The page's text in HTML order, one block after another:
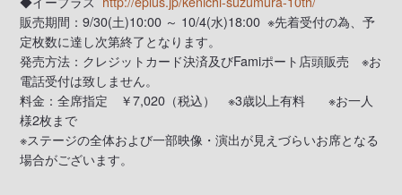
販売期間：9/30(土)10:00 ～ 10/4(水)18:00 ※先着受付の為、予
定枚数に達し次第終了となります。
発売方法：クレジットカード決済及びFamiポート店頭販売 ※お
電話受付は致しません。
料金：全席指定 ￥7,020（税込） ※3歳以上有料 ※お一人
様2枚まで
※ステージの全体および一部映像・演出が見えづらいお席となる
場合がございます。